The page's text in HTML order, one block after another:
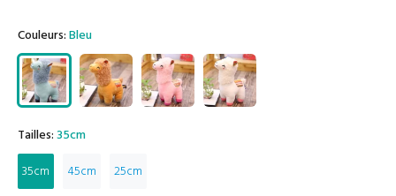
Couleurs:Bleu
Tailles:35cm
35cm
45cm 25cm